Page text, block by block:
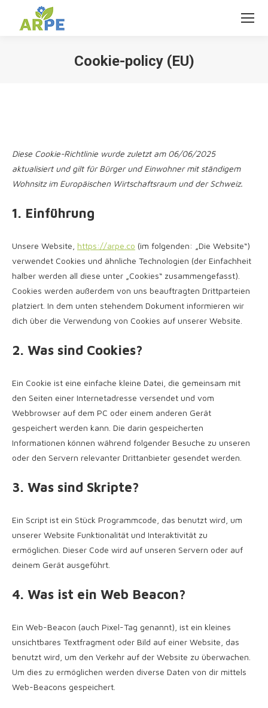
Cookie-policy (EU)
Diese Cookie-Richtlinie wurde zuletzt am 06/06/2025
aktualisiert und gilt für Bürger und Einwohner mit ständigem
Wohnsitz im Europäischen Wirtschaftsraum und der Schweiz.
1. Einführung
Unsere Website, https://arpe.co (im folgenden: „Die Website“)
verwendet Cookies und ähnliche Technologien (der Einfachheit
halber werden all diese unter „Cookies“ zusammengefasst).
Cookies werden außerdem von uns beauftragten Drittparteien
platziert. In dem unten stehendem Dokument informieren wir
dich über die Verwendung von Cookies auf unserer Website.
2. Was sind Cookies?
Ein Cookie ist eine einfache kleine Datei, die gemeinsam mit
den Seiten einer Internetadresse versendet und vom
Webbrowser auf dem PC oder einem anderen Gerät
gespeichert werden kann. Die darin gespeicherten
Informationen können während folgender Besuche zu unseren
oder den Servern relevanter Drittanbieter gesendet werden.
3. Was sind Skripte?
Ein Script ist ein Stück Programmcode, das benutzt wird, um
unserer Website Funktionalität und Interaktivität zu
ermöglichen. Dieser Code wird auf unseren Servern oder auf
deinem Gerät ausgeführt.
4. Was ist ein Web Beacon?
Ein Web-Beacon (auch Pixel-Tag genannt), ist ein kleines
unsichtbares Textfragment oder Bild auf einer Website, das
benutzt wird, um den Verkehr auf der Website zu überwachen.
Um dies zu ermöglichen werden diverse Daten von dir mittels
Web-Beacons gespeichert.